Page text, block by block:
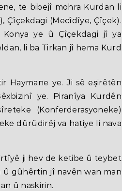
te bibejî mohra Kurdan li
Çîçekdagi (Mecîdîye, Çîçek).
Konya ye û Çîçekdagi jî ya
li ba Tirkan jî hema Kurd
Haymane ye. Ji sê eşirêtên
ye. Piranîya Kurdên
(Konferderasyoneke)
dûrûdirêj va hatiye li nava
ji hev de ketibe û teybet
gûhêrtin jî navên wan man
û naskirin.